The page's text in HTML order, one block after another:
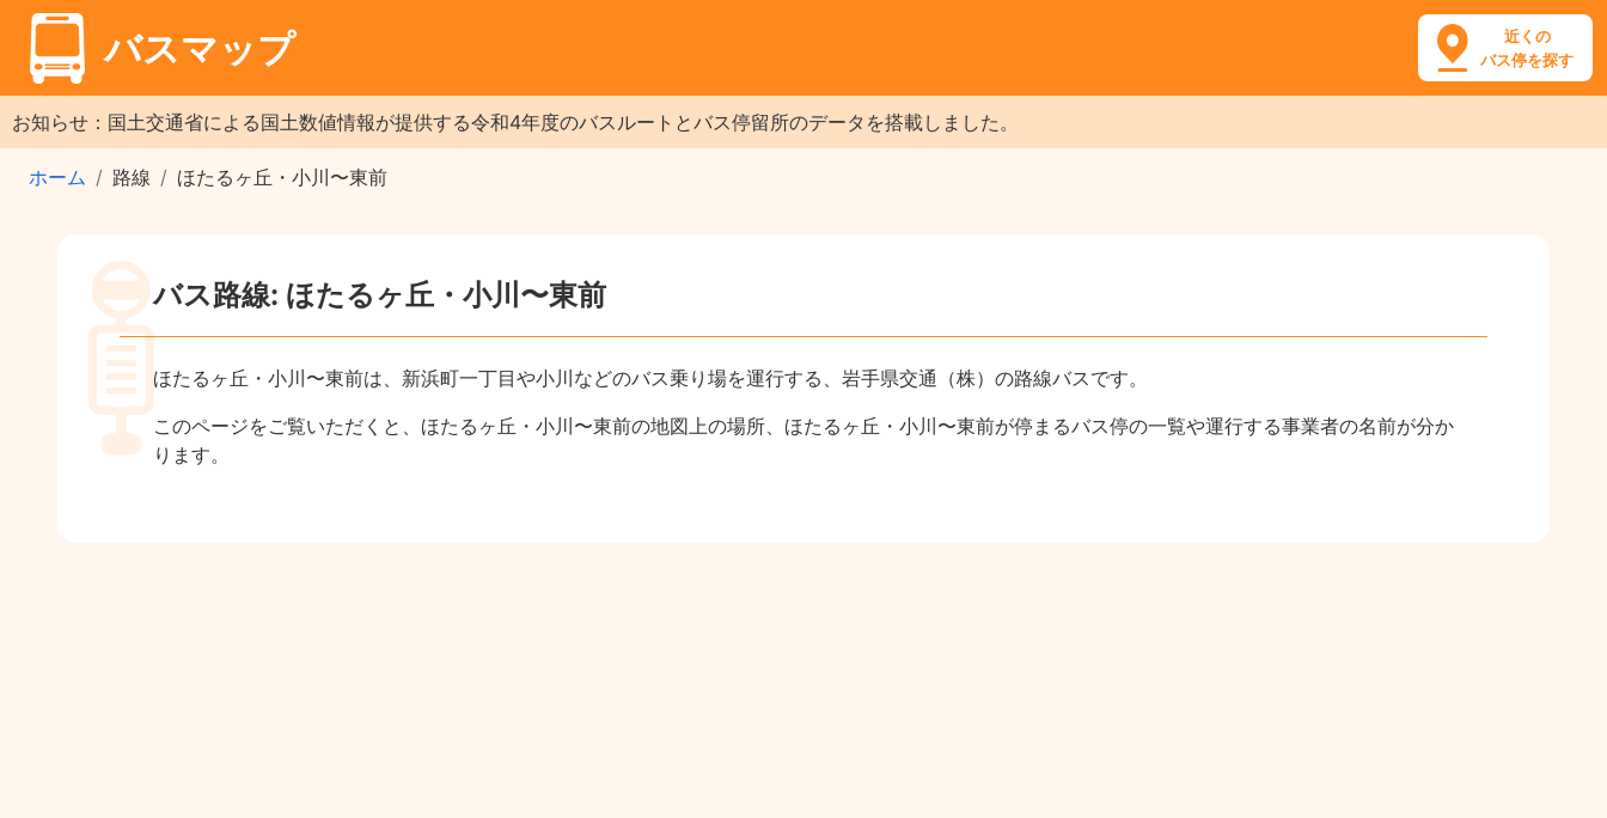
バスマップ
近くの
バス停を探す
お知らせ：国土交通省による国土数値情報が提供する令和4年度のバスルートとバス停留所のデータを搭載しました。
ホーム 路線 ほたるヶ丘・小川〜東前
バス路線: ほたるヶ丘・小川〜東前
ほたるヶ丘・小川〜東前は、新浜町一丁目や小川などのバス乗り場を運行する、岩手県交通（株）の路線バスです。
このページをご覧いただくと、ほたるヶ丘・小川〜東前の地図上の場所、ほたるヶ丘・小川〜東前が停まるバス停の一覧や運行する事業者の名前が分か
ります。